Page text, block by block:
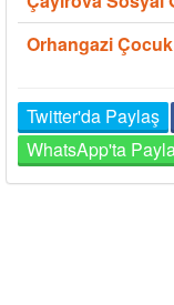
Orhangazi
Twitter'da Paylaş
WhatsApp'ta